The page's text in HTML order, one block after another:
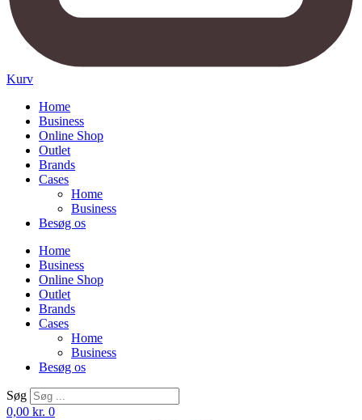
Kurv
Home
Business
Online Shop
Outlet
Brands
Cases
Home
Business
Besøg os
Home
Business
Online Shop
Outlet
Brands
Cases
Home
Business
Besøg os
Søg
0,00 kr. 0